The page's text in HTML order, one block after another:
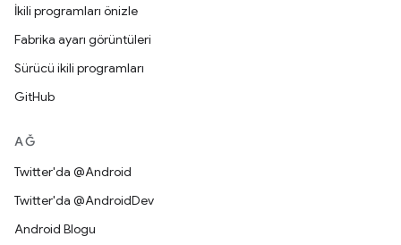
İkili programları önizle
Fabrika ayarı görüntüleri
Sürücü ikili programları
GitHub
AĞ
Twitter'da @Android
Twitter'da @AndroidDev
Android Blogu